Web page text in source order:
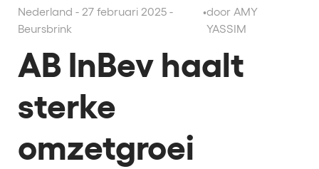
Nederland - 27 februari 2025 -
Beursbrink
•door AMY
YASSIM
AB InBev haalt
sterke
omzetgroei